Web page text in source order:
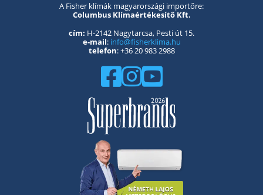
A Fisher klímák magyarországi importőre:
Columbus Klímaértékesítő Kft.
cím: H-2142 Nagytarcsa, Pesti út 15.
e-mail: info@fisherklima.hu
telefon: +36 20 983 2988